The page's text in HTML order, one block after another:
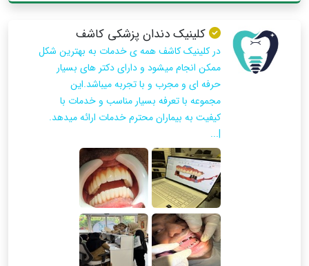
کلینیک دندان پزشکی کاشف
در کلینیک کاشف همه ی خدمات به بهترین شکل
ممکن انجام میشود و دارای دکتر های بسیار
حرفه ای و مجرب و با تجربه میباشد.این
مجموعه با تعرفه بسیار مناسب و خدمات با
کیفیت به بیماران محترم خدمات ارائه میدهد.
|...